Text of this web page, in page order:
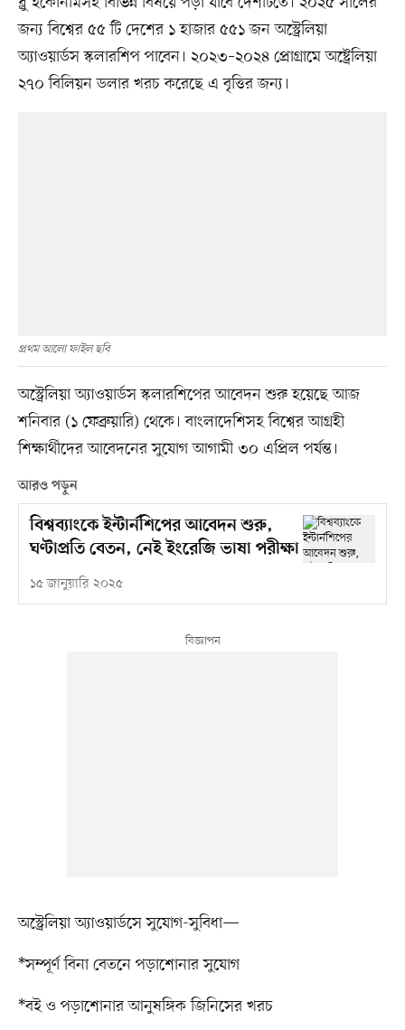
জন্য বিশ্বের ৫৫ টি দেশের ১ হাজার ৫৫১ জন অস্ট্রেলিয়া
অ্যাওয়ার্ডস স্কলারশিপ পাবেন। ২০২৩–২০২৪ প্রোগ্রামে অষ্ট্রেলিয়া
২৭০ বিলিয়ন ডলার খরচ করেছে এ বৃত্তির জন্য।
প্রথম আলো ফাইল ছবি
অস্ট্রেলিয়া অ্যাওয়ার্ডস স্কলারশিপের আবেদন শুরু হয়েছে আজ
শনিবার (১ ফেব্রুয়ারি) থেকে। বাংলাদেশিসহ বিশ্বের আগ্রহী
শিক্ষার্থীদের আবেদনের সুযোগ আগামী ৩০ এপ্রিল পর্যন্ত।
আরও পড়ুন
বিশ্বব্যাংকে ইন্টার্নশিপের আবেদন শুরু,
ঘণ্টাপ্রতি বেতন, নেই ইংরেজি ভাষা পরীক্ষা
১৫ জানুয়ারি ২০২৫
অস্ট্রেলিয়া অ্যাওয়ার্ডসে সুযোগ-সুবিধা—
*সম্পূর্ণ বিনা বেতনে পড়াশোনার সুযোগ
*বই ও পড়াশোনার আনুষঙ্গিক জিনিসের খরচ